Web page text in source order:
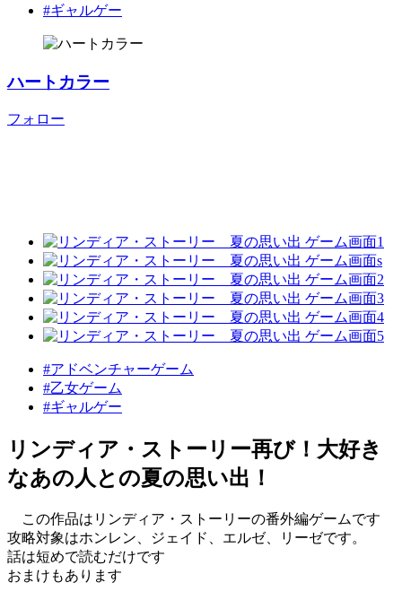
#ギャルゲー
ハートカラー
フォロー
#アドベンチャーゲーム
#乙女ゲーム
#ギャルゲー
リンディア・ストーリー再び！大好き
なあの人との夏の思い出！
この作品はリンディア・ストーリーの番外編ゲームです
攻略対象はホンレン、ジェイド、エルゼ、リーゼです。
話は短めで読むだけです
おまけもあります